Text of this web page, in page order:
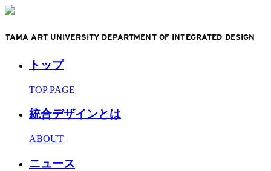
TAMA ART UNIVERSITY DEPARTMENT OF INTEGRATED DESIGN
トップ
TOP PAGE
統合デザインとは
ABOUT
ニュース